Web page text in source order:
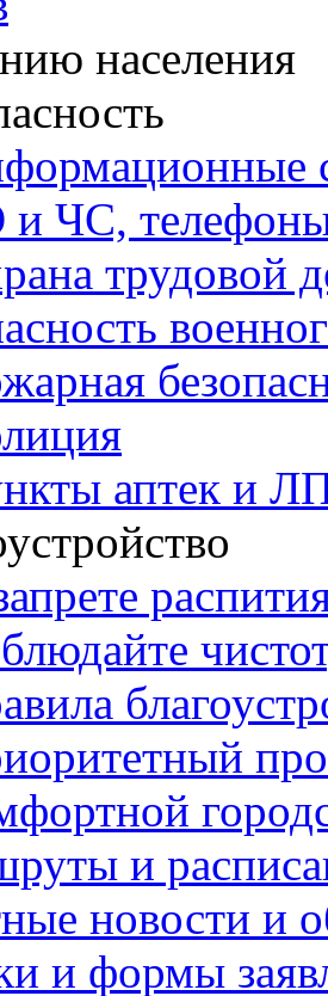
населения
и ЧС,
трудовой
аптек и
и
новости и
и формы